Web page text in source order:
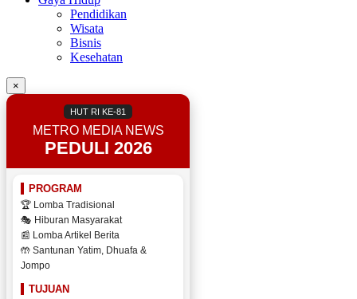
Pendidikan
Wisata
Bisnis
Kesehatan
×
HUT RI KE-81
METRO MEDIA NEWS
PEDULI 2026
PROGRAM
🏆 Lomba Tradisional
🎭 Hiburan Masyarakat
📰 Lomba Artikel Berita
🤲 Santunan Yatim, Dhuafa &
Jompo
TUJUAN